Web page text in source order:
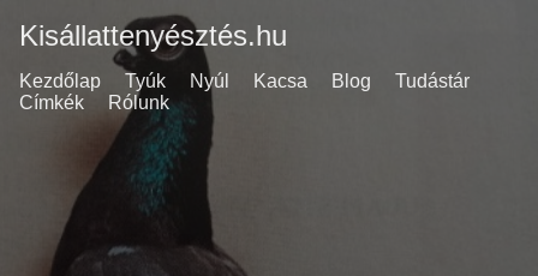
Kisállattenyésztés.hu
Kezdőlap Tyúk Nyúl Kacsa Blog
Tudástár
Címkék
Rólunk